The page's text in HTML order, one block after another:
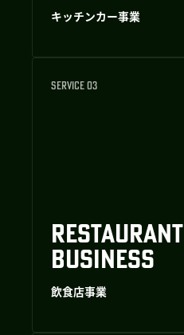
キッチンカー事業
SERVICE 03
RESTAURANT
BUSINESS
飲食店事業